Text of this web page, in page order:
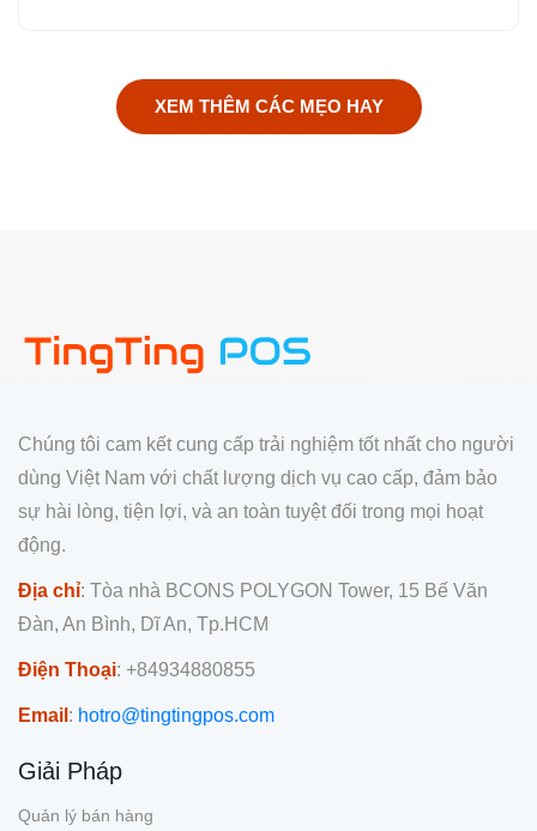
XEM THÊM CÁC MẸO HAY
Chúng tôi cam kết cung cấp trải nghiệm tốt nhất cho người
dùng Việt Nam với chất lượng dịch vụ cao cấp, đảm bảo
sự hài lòng, tiện lợi, và an toàn tuyệt đối trong mọi hoạt
động.
Địa chỉ: Tòa nhà BCONS POLYGON Tower, 15 Bế Văn
Đàn, An Bình, Dĩ An, Tp.HCM
Điện Thoại: +84934880855
Email : hotro@tingtingpos.com
Giải Pháp
Quản lý bán hàng